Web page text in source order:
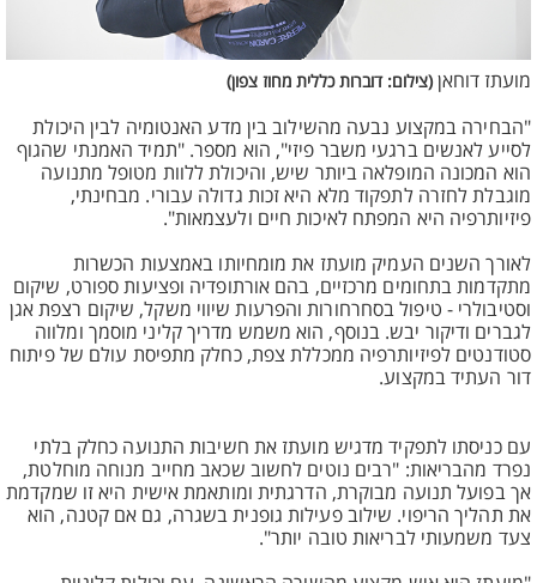
מועתז דוחאן (צילום: דוברות כללית מחוז צפון)
"הבחירה במקצוע נבעה מהשילוב בין מדע האנטומיה לבין היכולת
לסייע לאנשים ברגעי משבר פיזי", הוא מספר. "תמיד האמנתי שהגוף
הוא המכונה המופלאה ביותר שיש, והיכולת ללוות מטופל מתנועה
מוגבלת לחזרה לתפקוד מלא היא זכות גדולה עבורי. מבחינתי,
פיזיותרפיה היא המפתח לאיכות חיים ולעצמאות".
לאורך השנים העמיק מועתז את מומחיותו באמצעות הכשרות
מתקדמות בתחומים מרכזיים, בהם אורתופדיה ופציעות ספורט, שיקום
וסטיבולרי - טיפול בסחרחורות והפרעות שיווי משקל, שיקום רצפת אגן
לגברים ודיקור יבש. בנוסף, הוא משמש מדריך קליני מוסמך ומלווה
סטודנטים לפיזיותרפיה ממכללת צפת, כחלק מתפיסת עולם של פיתוח
דור העתיד במקצוע.
עם כניסתו לתפקיד מדגיש מועתז את חשיבות התנועה כחלק בלתי
נפרד מהבריאות: "רבים נוטים לחשוב שכאב מחייב מנוחה מוחלטת,
אך בפועל תנועה מבוקרת, הדרגתית ומותאמת אישית היא זו שמקדמת
את תהליך הריפוי. שילוב פעילות גופנית בשגרה, גם אם קטנה, הוא
צעד משמעותי לבריאות טובה יותר".